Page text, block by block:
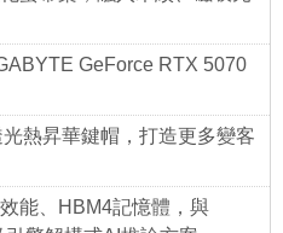
GeForce RTX 5070
熱昇華鍵帽，打造更多變客
能、HBM4記憶體，與